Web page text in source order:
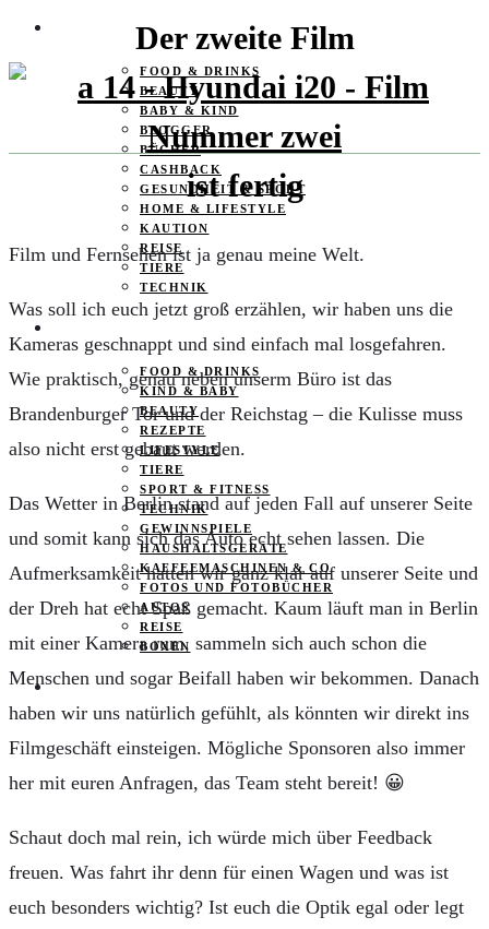
PRODUKTTESTER GESUCHT
FOOD & DRINKS
BEAUTY
BABY & KIND
BLOGGER
BÜCHER
CASHBACK
GESUNDHEIT & SPORT
HOME & LIFESTYLE
KAUTION
REISE
TIERE
TECHNIK
FOOD & DRINKS
KIND & BABY
BEAUTY
REZEPTE
LIFESTYLE
TIERE
SPORT & FITNESS
TECHNIK
GEWINNSPIELE
HAUSHALTSGERÄTE
KAFFEEMASCHINEN & CO
FOTOS UND FOTOBÜCHER
AUTOS
REISE
BOXEN
KIND & KEGEL
Der zweite Film
ist fertig
Film und Fernsehen ist ja genau meine Welt.
Was soll ich euch jetzt groß erzählen, wir haben uns die
Kameras geschnappt und sind einfach mal losgefahren.
Wie praktisch, genau neben unserm Büro ist das
Brandenburger Tor und der Reichstag – die Kulisse muss
also nicht erst gebaut werden.
Das Wetter in Berlin stand auf jeden Fall auf unserer Seite
und somit kann sich das Auto echt sehen lassen. Die
Aufmerksamkeit hatten wir ganz klar auf unserer Seite und
der Dreh hat echt Spaß gemacht. Kaum läuft man in Berlin
mit einer Kamera rum, sammeln sich auch schon die
Menschen und sogar Beifall haben wir bekommen. Danach
haben wir uns natürlich gefühlt, als könnten wir direkt ins
Filmgeschäft einsteigen. Mögliche Sponsoren also immer
her mit euren Anfragen, das Team steht bereit! 😀
Schaut doch mal rein, ich würde mich über Feedback
freuen. Was fahrt ihr denn für einen Wagen und was ist
euch besonders wichtig? Ist euch die Optik egal oder legt